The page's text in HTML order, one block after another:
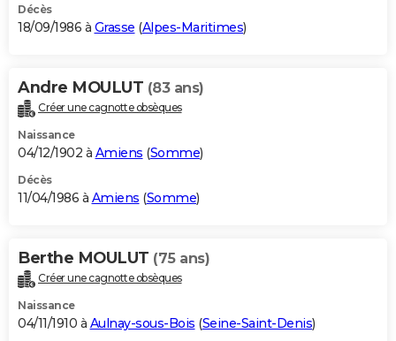
Décès
18/09/1986 à Grasse (Alpes-Maritimes)
Andre MOULUT (83 ans)
Créer une cagnotte obsèques
Naissance
04/12/1902 à Amiens (Somme)
Décès
11/04/1986 à Amiens (Somme)
Berthe MOULUT (75 ans)
Créer une cagnotte obsèques
Naissance
04/11/1910 à Aulnay-sous-Bois (Seine-Saint-Denis)